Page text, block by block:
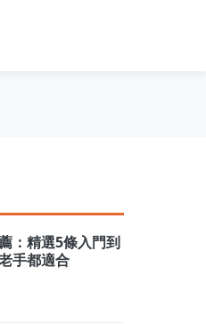
：精選5條入門到
手都適合